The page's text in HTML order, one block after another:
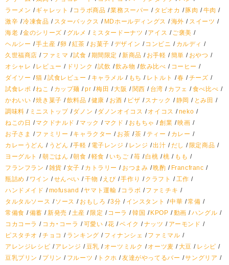
ラーメン
ギャレット コラボ商品 業務スーパー タピオカ 豚肉
牛肉
激辛 冷凍食品 スターバックス MDホールディングス 海外
スイーツ
海老 金のシリーズ グルメ ミスタードーナツ アイス
ご褒美
ヘルシー
手土産 卵 紅茶 お菓子 デザイン コンビニ
カルディ
久世福商店
ファミマ 試食 期間限定 新商品 お手軽 簡単
おやつ
オシャレ
レビュー ドリンク 試飲 飲み物 飲み比べ
コーヒー
ダイソー
猫 試食レビュー キャラメル もち レトルト 春
チーズ
試食レポ ねこ カップ麺 pr 梅田 大阪 関西 台湾 カフェ
食べ比べ
かわいい 焼き菓子 飲料品 健康 お酒 ピザ スナック 静岡
とみ田
調味料
ミニストップ ダノン ダノンオイコス オイコス
neko
ねこの日
マクドナルド マック マクド おもちゃ 創業 映画
お子さま
ファミリー キャラクター お茶 茶 ティー
カレー
カレーうどん
うどん 手軽 電子レンジ レンジ 出汁 だし
限定商品
ヨーグルト
朝ごはん 朝食 軽食 いちご 苺 白桃 桃
もも
フランフラン
雑貨 女子 カトラリー おつまみ 晩酌
Francfranc
瓶詰め
ワイン せんべい 干物 えび 手作り クラフト
工作
ハンドメイド
mofusand ヤマト運輸 コラボ
ファミチキ
タルタルソース
ソース おもしろ 3分 インスタント 中華 常備
常備食
備蓄 新発売 土産 限定 コーラ 韓国 KPOP 動画
ハングル
コカコーラ
コカ・コーラ 可愛い 花 ベイク ナッツ
アーモンド
ピスタチオ
チョコ ランキング フィナンシェ
ファミマル
アレンジレシピ
アレンジ 豆乳 オーツミルク オーツ麦 大豆
レシピ
豆乳プリン
プリン フルーツ トクホ 友達がやってるバー
サングリア